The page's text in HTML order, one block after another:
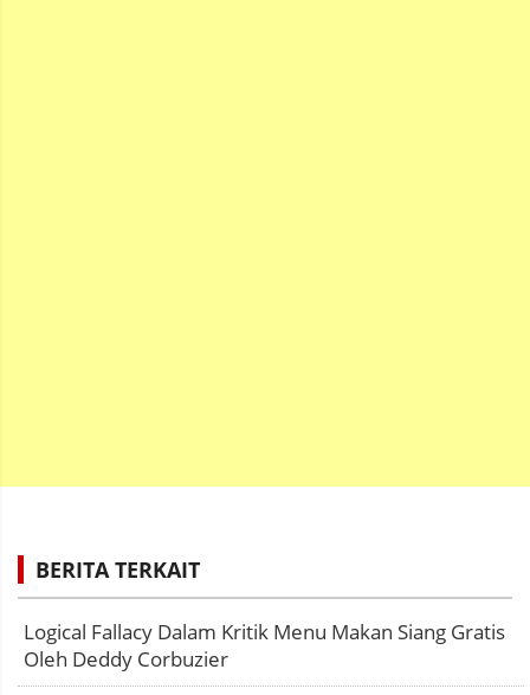
BERITA TERKAIT
Logical Fallacy Dalam Kritik Menu Makan Siang Gratis
Oleh Deddy Corbuzier